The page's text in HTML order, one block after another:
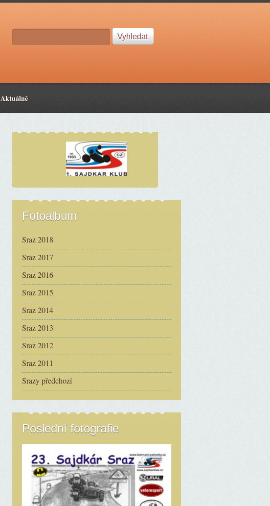
Aktuálně
Fotoalbum
Sraz 2018
Sraz 2017
Sraz 2016
Sraz 2015
Sraz 2014
Sraz 2013
Sraz 2012
Sraz 2011
Srazy předchozí
Poslední fotografie